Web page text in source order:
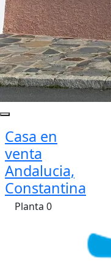
Casa en
venta
Andalucia,
Constantina
Planta 0